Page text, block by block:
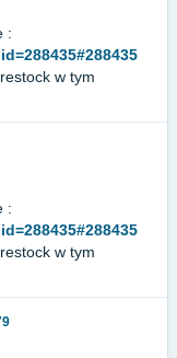
:
w tym
:
w tym